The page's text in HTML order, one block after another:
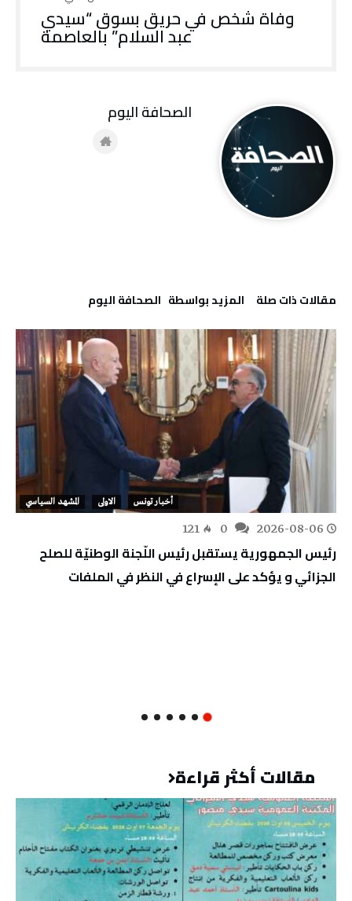
وفاة شخص في حريق بسوق “سيدي
عبد السلام” بالعاصمة
‫مقالات ذات صلة‬ ‫‫المزيد بواسطة‬ ‬ ‭ ‬الصحافة‭ ‬اليوم
أخبار تونس الاولى المشهد السياسي
2026-08-06
121
رئيس الجمهورية يستقبل رئيس اللّجنة الوطنيّة للصلح
الجزائي و يؤكد على الإسراع في النظر في الملفات
مقالات أكثر قراءة